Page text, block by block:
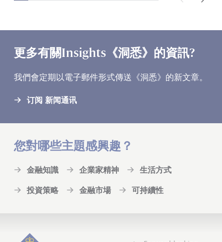
next
更多有關Insights《洞悉》的資訊?
我們會定期以電子郵件形式傳送《洞悉》的新文章。
订阅 新闻通讯
您對哪些主題感興趣？
金融知識 企業家精神
生活方式
投資策略
金融市場 可持續性